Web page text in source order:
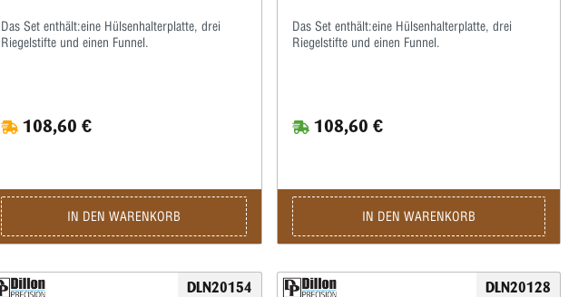
Das Set enthält:eine Hülsenhalterplatte, drei
Riegelstifte und einen Funnel.
108,60 €
IN DEN WARENKORB
Das Set enthält:eine Hülsenhalterplatte, drei
Riegelstifte und einen Funnel.
108,60 €
IN DEN WARENKORB
DLN20154 DLN20128